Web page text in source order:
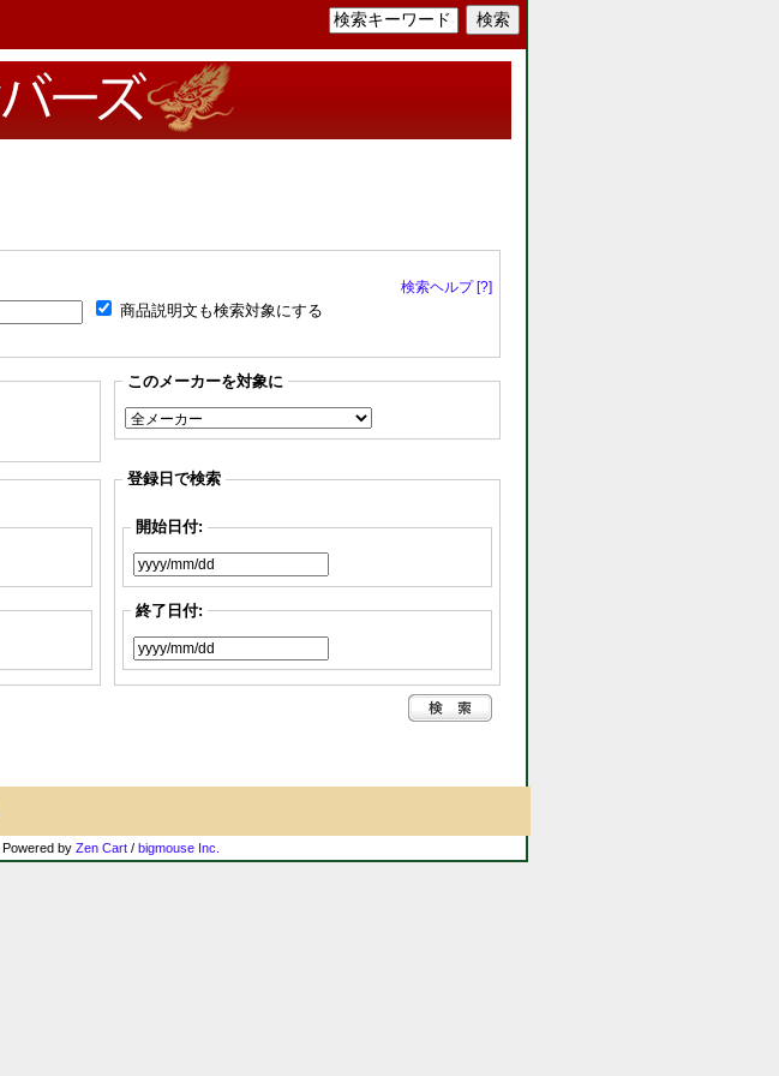
検索ヘルプ [?]
商品説明文も検索対象にする
このメーカーを対象に
登録日で検索
開始日付:
終了日付:
. Powered byZen Cart /bigmouse Inc.